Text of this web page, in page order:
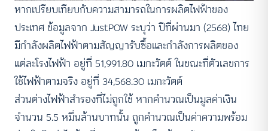
หากเปรียบเทียบกับความสามารถในการผลิตไฟฟ้าของ
ประเทศ ข้อมูลจาก JustPOW ระบุว่า ปีที่ผ่านมา (2568) ไทย
มีกำลังผลิตไฟฟ้าตามสัญญารับซื้อและกำลังการผลิตของ
แต่ละโรงไฟฟ้า อยู่ที่ 51,991.80 เมกะวัตต์ ในขณะที่ตัวเลขการ
ใช้ไฟฟ้าตามจริง อยู่ที่ 34,568.30 เมกะวัตต์
ส่วนต่างไฟฟ้าสำรองที่ไม่ถูกใช้ หากคำนวณเป็นมูลค่าเงิน
จำนวน 5.5 หมื่นล้านบาทนั้น ถูกคำนวณเป็นค่าความพร้อม